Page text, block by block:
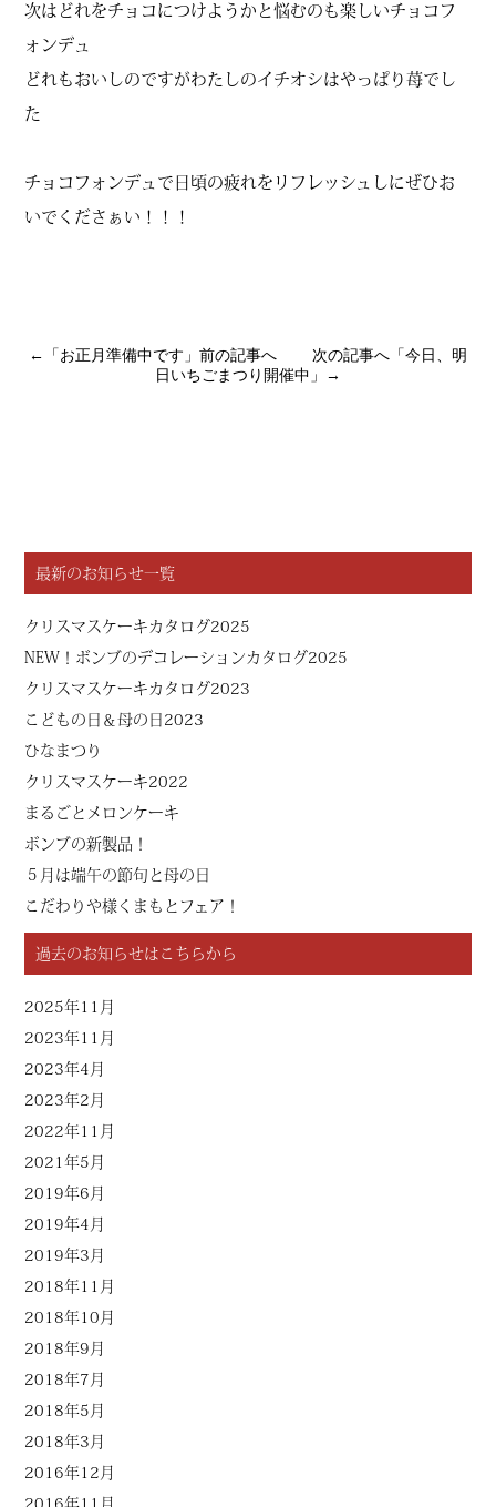
次はどれをチョコにつけようかと悩むのも楽しいチョコフ
ォンデュ
どれもおいしのですがわたしのイチオシはやっぱり苺でし
た
チョコフォンデュで日頃の疲れをリフレッシュしにぜひお
いでくださぁい！！！
←「お正月準備中です 」前の記事へ 次の記事へ「今日、明
日いちごまつり開催中 」→
最新のお知らせ一覧
クリスマスケーキカタログ2025
NEW！ボンブのデコレーションカタログ2025
クリスマスケーキカタログ2023
こどもの日＆母の日2023
ひなまつり
クリスマスケーキ2022
まるごとメロンケーキ
ボンブの新製品！
５月は端午の節句と母の日
こだわりや様くまもとフェア！
過去のお知らせはこちらから
2025年11月
2023年11月
2023年4月
2023年2月
2022年11月
2021年5月
2019年6月
2019年4月
2019年3月
2018年11月
2018年10月
2018年9月
2018年7月
2018年5月
2018年3月
2016年12月
2016年11月